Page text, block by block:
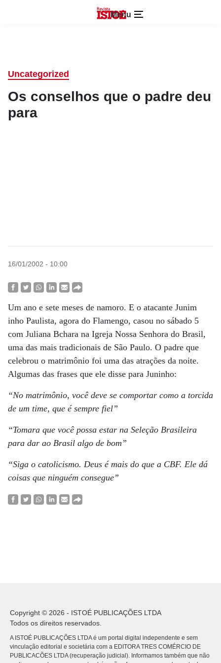
Menu
Uncategorized
Os conselhos que o padre deu
para
16/01/2002 - 10:00
Um ano e sete meses de namoro. E o atacante Junim
inho Paulista, agora do Flamengo, casou no sábado 5
com Juliana Bchara na Igreja Nossa Senhora do Brasil,
uma das mais tradicionais de São Paulo. O padre que
celebrou o matrimônio foi uma das atrações da noite.
Algumas das frases que ele disse para Juninho:
“No matrimônio, você deve se comportar como a torcida
de um time, que é sempre fiel”
“Tomara que você possa estar na Seleção Brasileira
para dar ao Brasil algo de bom”
“Siga o catolicismo. Deus é mais do que a CBF. Ele dá
coisas que ninguém consegue”
Copyright © 2026 - ISTOÉ PUBLICAÇÕES LTDA
Todos os direitos reservados.
A ISTOÉ PUBLICAÇÕES LTDA é um portal digital independente e sem
vinculação editorial e societária com a EDITORA TRES COMÉRCIO DE
PUBLICACÕES LTDA (recuperação judicial). Informamos também que não